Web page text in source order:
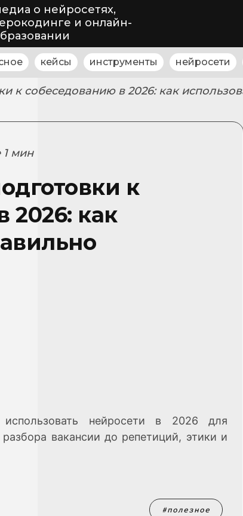
о нейросетях,
и онлайн-
кейсы инструменты нейросети
к собеседованию в 2026: как
мин
к
2026: как
использовать нейросети в 2026 для
вакансии до репетиций, этики и
полезное